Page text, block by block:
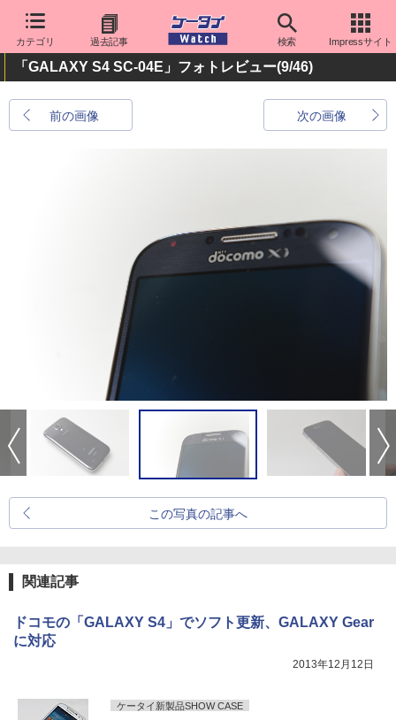
カテゴリ 過去記事 検索 Impressサイト
「GALAXY S4 SC-04E」フォトレビュー(9/46)
前の画像 次の画像
この写真の記事へ
関連記事
ドコモの「GALAXY S4」でソフト更新、GALAXY Gear
に対応
2013年12月12日
ケータイ新製品SHOW CASE